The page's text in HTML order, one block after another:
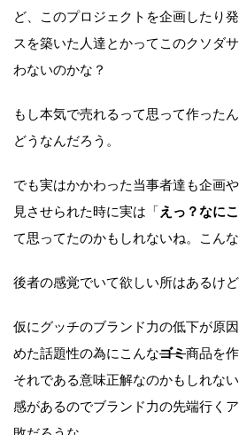
ど、このプロジェクトを企画したり
スを築いた人達とかってこのクソダ
わないのかな？
もし本気で売れるって思って作った
どうなんだろう。
でも実はかかわった当事者達も企画
見させられた時に実は「えっ？なに
て思ってたのかもしれないね。こん
後者の感覚でいて欲しい所はあるけ
仮にグッチのブランド力の低下が原
めた話題性の為にこんなゴミ商品を
それである意味正解なのかもしれな
感があるのでブランド力の先端行く